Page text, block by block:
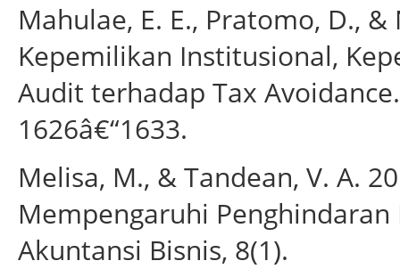
Mahulae, E. E., Pratomo, D.,
Kepemilikan Institusional,
Audit terhadap Tax
1626â€“1633.
Melisa, M., & Tandean, V. A.
Mempengaruhi Penghindaran
Akuntansi Bisnis, 8(1).